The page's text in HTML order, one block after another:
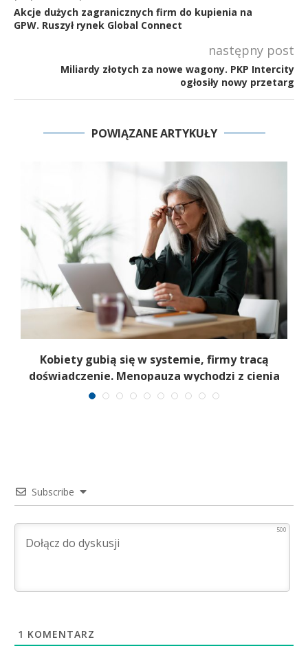
Akcje dużych zagranicznych firm do kupienia na
GPW. Ruszył rynek Global Connect
następny post
Miliardy złotych za nowe wagony. PKP Intercity
ogłosiły nowy przetarg
POWIĄZANE ARTYKUŁY
Kobiety gubią się w systemie, firmy tracą
doświadczenie. Menopauza wychodzi z cienia
Subscribe
500
1 KOMENTARZ